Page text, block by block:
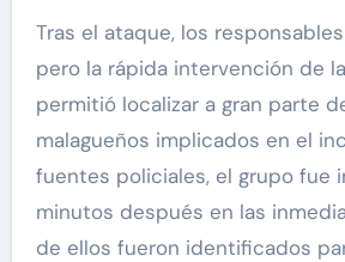
Tras el ataque, los
pero la rápida intervención de
permitió localizar a gran parte
malagueños implicados en el
fuentes policiales, el grupo fue
minutos después en las
de ellos fueron identificados